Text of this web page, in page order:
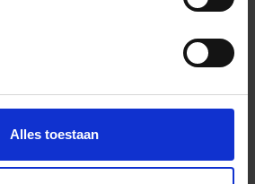
Alles toestaan
Vanaf 32.4 m²116,01 €/m²